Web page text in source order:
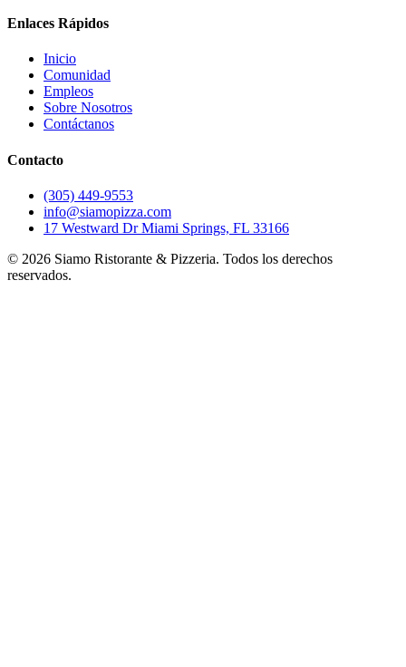
Enlaces Rápidos
Inicio
Comunidad
Empleos
Sobre Nosotros
Contáctanos
Contacto
(305) 449-9553
info@siamopizza.com
17 Westward Dr Miami Springs, FL 33166
© 2026 Siamo Ristorante & Pizzeria. Todos los derechos
reservados.